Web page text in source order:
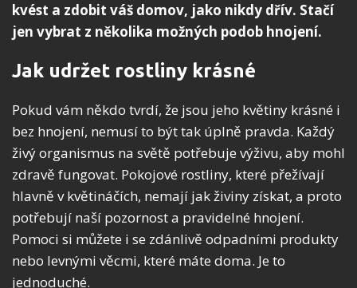
kvést a zdobit váš domov, jako nikdy dřív. Stačí
jen vybrat z několika možných podob hnojení.
Jak udržet rostliny krásné
Pokud vám někdo tvrdí, že jsou jeho květiny krásné i
bez hnojení, nemusí to být tak úplně pravda. Každý
živý organismus na světě potřebuje výživu, aby mohl
zdravě fungovat. Pokojové rostliny, které přežívají
hlavně v květináčích, nemají jak živiny získat, a proto
potřebují naší pozornost a pravidelné hnojení.
Pomoci si můžete i se zdánlivě odpadními produkty
nebo levnými věcmi, které máte doma. Je to
jednoduché.